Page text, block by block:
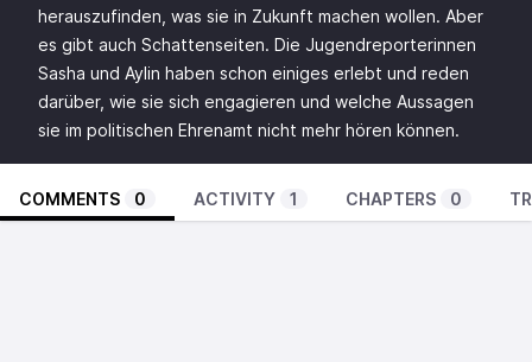
herauszufinden, was sie in Zukunft machen wollen. Aber
es gibt auch Schattenseiten. Die Jugendreporterinnen
Sasha und Aylin haben schon einiges erlebt und reden
darüber, wie sie sich engagieren und welche Aussagen
sie im politischen Ehrenamt nicht mehr hören können.
COMMENTS 0 ACTIVITY 1 CHAPTERS 0